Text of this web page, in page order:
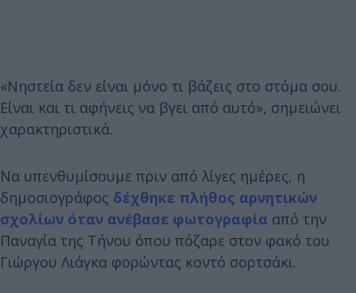
«Νηστεία δεν είναι μόνο τι βάζεις στο στόμα σου.
Είναι και τι αφήνεις να βγει από αυτό», σημειώνει
χαρακτηριστικά.
Να υπενθυμίσουμε πριν από λίγες ημέρες, η
δημοσιογράφος δέχθηκε πλήθος αρνητικών
σχολίων όταν ανέβασε φωτογραφία από την
Παναγία της Τήνου όπου πόζαρε στον φακό του
Γιώργου Λιάγκα φορώντας κοντό σορτσάκι.